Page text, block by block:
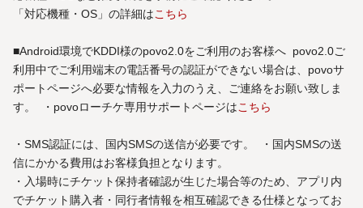
「対応機種・OS」の詳細はこちら
■Android環境でKDDI様のpovo2.0をご利用のお客様へ povo2.0ご
利用中でご利用端末の電話番号の認証ができない場合は、povoサ
ポートページへ必要な情報を入力のうえ、ご連絡をお願い致しま
す。 ・povoローチケ専用サポートページはこちら
・SMS認証には、国内SMSの送信が必要です。 ・国内SMSの送
信にかかる費用はお客様負担となります。
・入場時にチケット保持者確認が生じた場合等のため、アプリ内
でチケット購入者・同行者情報を相互確認できる仕様となってお